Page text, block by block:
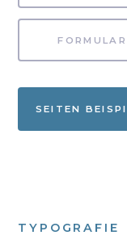
FORMULAR
SEITEN
TYPOGRAFIE